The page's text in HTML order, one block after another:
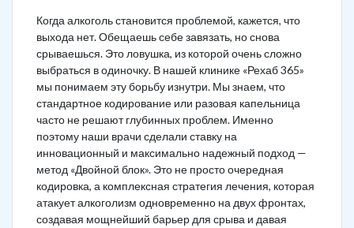
Когда алкоголь становится проблемой, кажется, что
выхода нет. Обещаешь себе завязать, но снова
срываешься. Это ловушка, из которой очень сложно
выбраться в одиночку. В нашей клинике «Рехаб 365»
мы понимаем эту борьбу изнутри. Мы знаем, что
стандартное кодирование или разовая капельница
часто не решают глубинных проблем. Именно
поэтому наши врачи сделали ставку на
инновационный и максимально надежный подход —
метод «Двойной блок». Это не просто очередная
кодировка, а комплексная стратегия лечения, которая
атакует алкоголизм одновременно на двух фронтах,
создавая мощнейший барьер для срыва и давая